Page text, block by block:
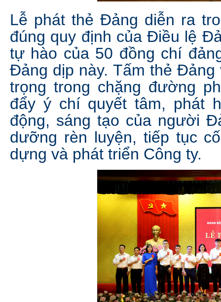
Lễ phát thẻ Đảng diễn ra
đúng quy định của Điều lệ
tự hào của 50 đồng chí
Đảng dịp này. Tấm thẻ
trọng trong chặng đường
đẩy ý chí quyết tâm, phát
động, sáng tạo của người
dưỡng rèn luyện, tiếp tục
dựng và phát triển Công ty.